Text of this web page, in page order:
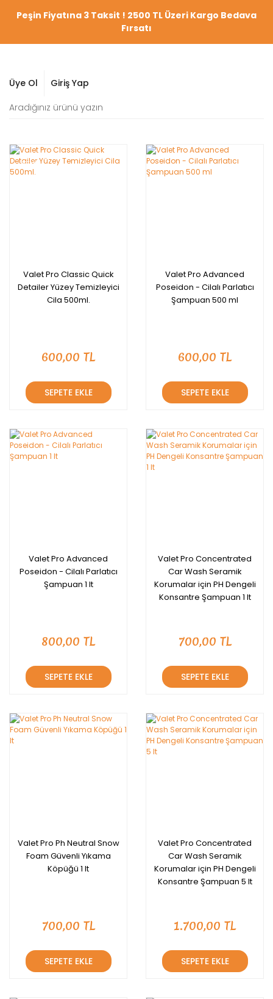
Peşin Fiyatına 3 Taksit ! 2500 TL Üzeri Kargo Bedava
Fırsatı
Üye Ol Giriş Yap
YENİ
Valet Pro Classic Quick
Detailer Yüzey Temizleyici
Cila 500ml.
600,00 TL
SEPETE EKLE
Valet Pro Advanced
Poseidon - Cilalı Parlatıcı
Şampuan 500 ml
600,00 TL
SEPETE EKLE
Valet Pro Advanced
Poseidon - Cilalı Parlatıcı
Şampuan 1 lt
800,00 TL
SEPETE EKLE
Valet Pro Concentrated
Car Wash Seramik
Korumalar için PH Dengeli
Konsantre Şampuan 1 lt
700,00 TL
SEPETE EKLE
Valet Pro Ph Neutral Snow
Foam Güvenli Yıkama
Köpüğü 1 lt
700,00 TL
SEPETE EKLE
Valet Pro Concentrated
Car Wash Seramik
Korumalar için PH Dengeli
Konsantre Şampuan 5 lt
1.700,00 TL
SEPETE EKLE